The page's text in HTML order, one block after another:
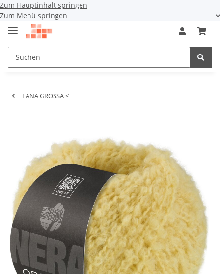
Zum Hauptinhalt springen
Zum Menü springen
LANA GROSSA <